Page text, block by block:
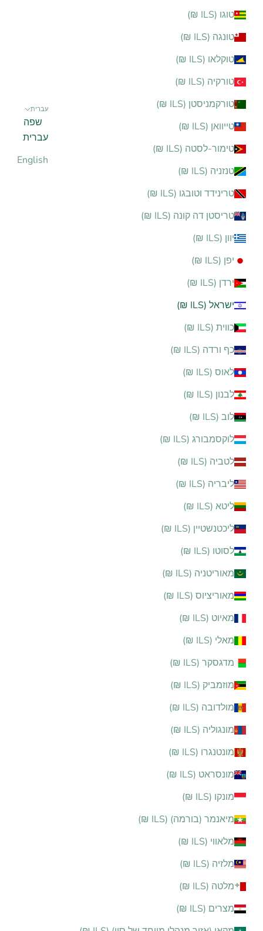
טוגו (ILS ₪)
טונגה (ILS ₪)
טוקלאו (ILS ₪)
טורקיה (ILS ₪)
טורקמניסטן (ILS ₪)
טייוואן (ILS ₪)
טימור-לסטה (ILS ₪)
טנזניה (ILS ₪)
טרינידד וטובגו (ILS ₪)
טריסטן דה קונה (ILS ₪)
יוון (ILS ₪)
יפן (ILS ₪)
ירדן (ILS ₪)
ישראל (ILS ₪)
כווית (ILS ₪)
כף ורדה (ILS ₪)
לאוס (ILS ₪)
לבנון (ILS ₪)
לוב (ILS ₪)
לוקסמבורג (ILS ₪)
לטביה (ILS ₪)
ליבריה (ILS ₪)
ליטא (ILS ₪)
ליכטנשטיין (ILS ₪)
לסוטו (ILS ₪)
מאוריטניה (ILS ₪)
מאוריציוס (ILS ₪)
מאיוט (ILS ₪)
מאלי (ILS ₪)
מדגסקר (ILS ₪)
מוזמביק (ILS ₪)
מולדובה (ILS ₪)
מונגוליה (ILS ₪)
מונטנגרו (ILS ₪)
מונסראט (ILS ₪)
מונקו (ILS ₪)
מיאנמר (בורמה) (ILS ₪)
מלאווי (ILS ₪)
מלזיה (ILS ₪)
מלטה (ILS ₪)
מצרים (ILS ₪)
עברית
שפה
עברית
English